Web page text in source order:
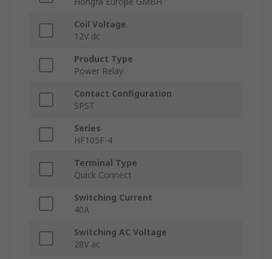
Coil Voltage
12V dc
Product Type
Power Relay
Contact Configuration
SPST
Series
HF105F-4
Terminal Type
Quick Connect
Switching Current
40A
Switching AC Voltage
28V ac